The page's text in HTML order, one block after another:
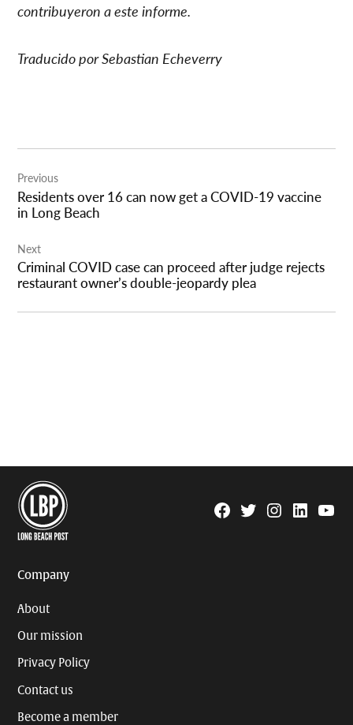
contribuyeron a este informe.
Traducido por Sebastian Echeverry
navigation
Previous
Residents over 16 can now get a COVID-19 vaccine
in Long Beach
Next
Criminal COVID case can proceed after judge rejects
restaurant owner’s double-jeopardy plea
Facebook
TwitterInstagram
Linkedin
Company
About
Our mission
Privacy Policy
Contact us
Become a member